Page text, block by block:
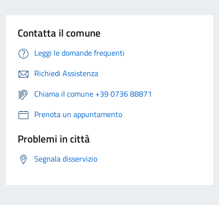
Contatta il comune
Leggi le domande frequenti
Richiedi Assistenza
Chiama il comune +39 0736 88871
Prenota un appuntamento
Problemi in città
Segnala disservizio